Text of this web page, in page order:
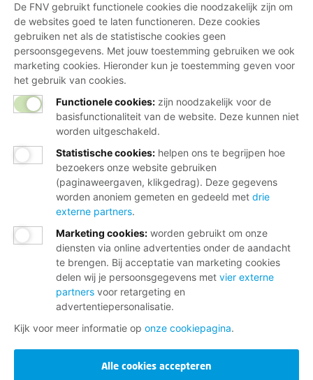
De FNV gebruikt functionele cookies die noodzakelijk zijn om
de websites goed te laten functioneren. Deze cookies
gebruiken net als de statistische cookies geen
persoonsgegevens. Met jouw toestemming gebruiken we ook
marketing cookies. Hieronder kun je toestemming geven voor
het gebruik van cookies.
Functionele cookies: zijn noodzakelijk voor de
basisfunctionaliteit van de website. Deze kunnen niet
worden uitgeschakeld.
Statistische cookies: helpen ons te begrijpen hoe
bezoekers onze website gebruiken
(paginaweergaven, klikgedrag). Deze gegevens
worden anoniem gemeten en gedeeld met drie
externe partners.
Marketing cookies: worden gebruikt om onze
diensten via online advertenties onder de aandacht
te brengen. Bij acceptatie van marketing cookies
delen wij je persoonsgegevens met vier externe
partners voor retargeting en
advertentiepersonalisatie.
Kijk voor meer informatie op onze cookiepagina.
Alle cookies accepteren